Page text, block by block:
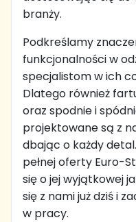
branży.
Podkreślamy
funkcjonalności w
specjalistom w ich
Dlatego również
oraz spodnie i
projektowane są z
dbając o każdy
pełnej oferty Euro-
się o jej wyjątkowej
się z nami już dziś i
w pracy.